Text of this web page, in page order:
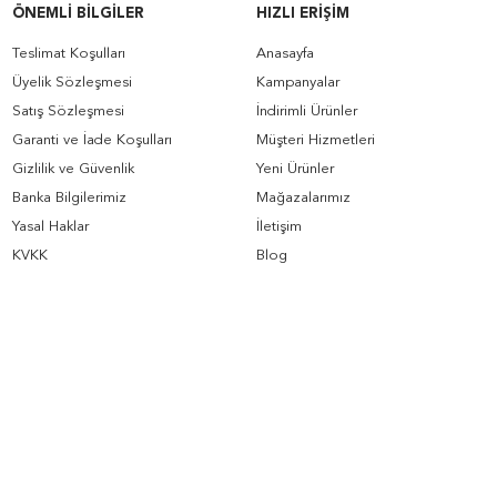
ÖNEMLI BILGILER
Teslimat Koşulları
Üyelik Sözleşmesi
Satış Sözleşmesi
Garanti ve İade Koşulları
Gizlilik ve Güvenlik
Banka Bilgilerimiz
Yasal Haklar
KVKK
HIZLI ERIŞIM
Anasayfa
Kampanyalar
İndirimli Ürünler
Müşteri Hizmetleri
Yeni Ürünler
Mağazalarımız
İletişim
Blog